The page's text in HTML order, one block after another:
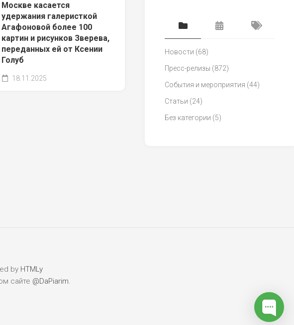
Москве касается
удержания галеристкой
Агафоновой более 100
картин и рисунков Зверева,
переданных ей от Ксении
Голуб
18.11.2025
Новости (68)
Пресс-релизы (872)
События и мероприятия (44)
Статьи (24)
Без категории (5)
by HTMLy
сайте @DaPiarim.